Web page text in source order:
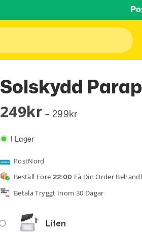
Solskydd
249 Kr – 299Kr
I Lager
PostNord
Beställ Före 22:00 Få Din Order
Betala Tryggt Inom 30 Dagar
Liten